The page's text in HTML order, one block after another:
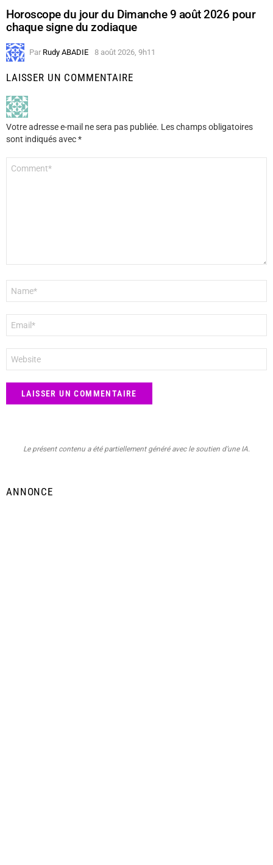
Horoscope du jour du Dimanche 9 août 2026 pour
chaque signe du zodiaque
Par Rudy ABADIE 8 août 2026, 9h11
LAISSER UN COMMENTAIRE
Votre adresse e-mail ne sera pas publiée. Les champs obligatoires
sont indiqués avec*
mail
*
web
Le présent contenu a été partiellement généré avec le soutien d’une IA.
ANNONCE